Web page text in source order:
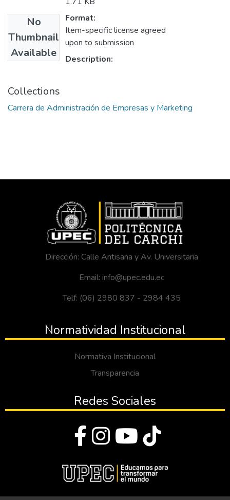
No
Thumbnail
Available
Format:
Item-specific license agreed
upon to submission
Description:
Collections
Carrera de Administración de Empresas y Marketing
Dirección: Calle Antisana y Av. Universitaria
Email: info@upec.edu.ec
Telf: (06) 2980 837 - 2984 435
Normatividad Institucional
Normativa Institucional
Transparencia
Redes Sociales